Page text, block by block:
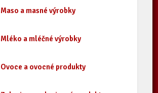
Maso a masné výrobky
Mléko a mléčné výrobky
Ovoce a ovocné produkty